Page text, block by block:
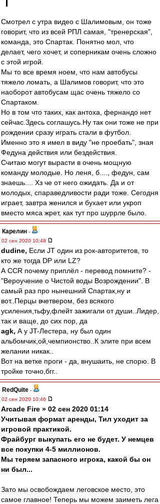
Смотрел с утра видео с Шалимовым, он тоже
говорит, что из всей РПЛ самая, "тренерская",
команда, это Спартак. Понятно мол, что
делает, чего хочет, и соперникам очень сложно
с этой игрой.
Мы то все время ноем, что нам автобусы
тяжело ломать, а Шалимов говорит, что это
наоборот автобусам щас очень тяжело со
Спартаком.
Но в том что таких, как антоха, фернандо нет
сейчас.Здесь соглашусь.Ну так они тоже не при
рождении сразу играть стали в футбол.
Именно это я имел в виду "не проебать", зная
Федуна действия или бездействия.
Считаю могут вырасти в очень мощную
команду молодые. Но леня, б...., федун, сам
знаешь.... Хз че от него ожидать. Да и от
молодых, спараведливости ради тоже. Сегодня
играет, завтра женился и бухает или укроп
вместо мяса жрет, как тут про шуррле было.
Карелин -
02 сен 2020 10:48
dudine, Если JT один из рок-авторитетов, то
кто же тогда DP или LZ?
А CCR почему приплёл - перевод помните? -
"Вероучение о Чистой воды Возрождении". В
самый раз про нынешний Спартак,ну и
вот..Перцы вчетвером, без всякого
усиления,тьфу,флейт зажигали от души..Лидер,
так и ваще, до сих пор, да
agk, А у JT-Лестера, ну был один
альбомчик,ой,чемпионство..К элите при всем
желании никак..
Вот на ветке проги - да, внушаить, не спорю. В
тройке точно,бгг..
RedQuite -
02 сен 2020 10:46
Arcade Fire » 02 сен 2020 01:14
Учитывая формат аренды, Тил уходит за
игровой практикой.
Фрайбург выкупать его не будет. У немцев
все покупки 4-5 миллионов.
Мы теряем запасного игрока, какой бы он
ни был...
Зато мы освобождаем леговское место, это
самое главное! Теперь мы можем заиметь лега